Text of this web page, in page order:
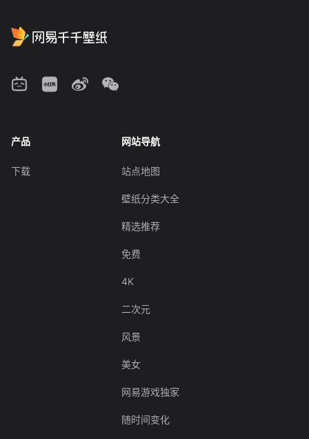
产品
下载
网站导航
站点地图
壁纸分类大全
精选推荐
免费
4K
二次元
风景
美女
网易游戏独家
随时间变化